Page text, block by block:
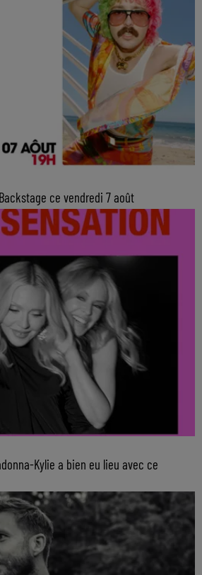
ce vendredi 7 août
Kylie a bien eu lieu avec ce